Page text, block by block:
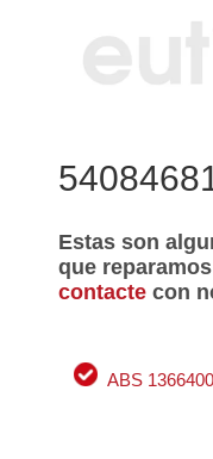
Estas son
que
contactecon
ABS